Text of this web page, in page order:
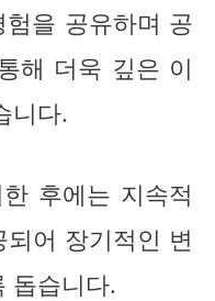
을 공유하며 공
해 더욱 깊은 이
니다.
후에는 지속적
어 장기적인 변
돕습니다.